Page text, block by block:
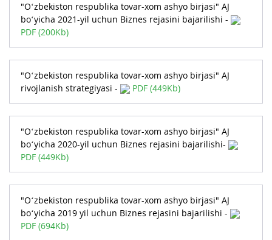
"O‘zbekiston respublika tovar-xom ashyo birjasi" AJ
bo‘yicha 2021-yil uchun Biznes rejasini bajarilishi -
PDF (200Kb)
"O‘zbekiston respublika tovar-xom ashyo birjasi" AJ
rivojlanish strategiyasi -
PDF (449Kb)
"O‘zbekiston respublika tovar-xom ashyo birjasi" AJ
bo‘yicha 2020-yil uchun Biznes rejasini bajarilishi-
PDF (449Kb)
"O‘zbekiston respublika tovar-xom ashyo birjasi" AJ
bo‘yicha 2019 yil uchun Biznes rejasini bajarilishi -
PDF (694Kb)